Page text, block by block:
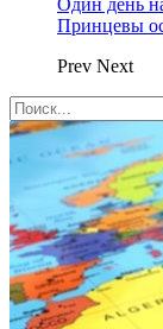
Один день
Принцевы
Prev Next